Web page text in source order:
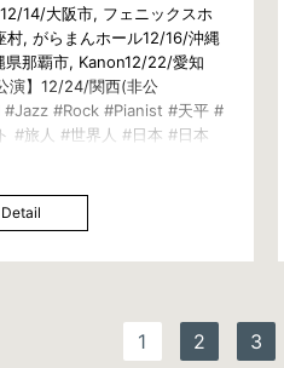
14/大阪市, フェニックスホ
, がらまんホール12/16/沖縄
県那覇市, Kanon12/22/愛知
演】12/24/関西(非公
#Rock #Pianist #天平 #
#旅人 #世界人 #日本 #日本
1 2 3